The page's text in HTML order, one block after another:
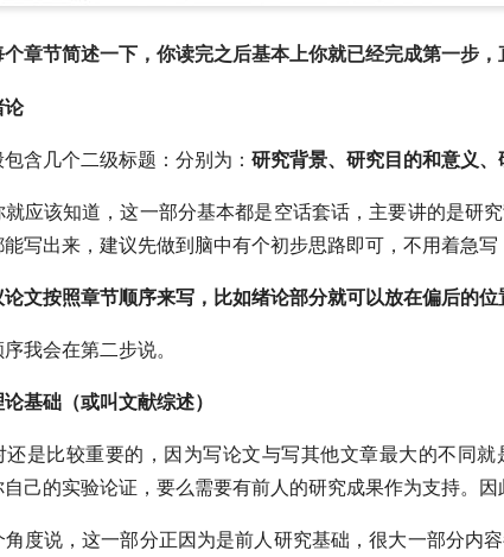
章节简述一下，你读完之后基本上你就已经完成第一步，
论
含几个二级标题：分别为： 研究背景、研究目的和意义
应该知道，这一部分基本都是空话套话，主要讲的是研
写出来，建议先做到脑中有个初步思路即可，不用着急写
论文按照章节顺序来写，比如绪论部分就可以放在偏后的位
我会在第二步说。
基础（或叫文献综述）
还是比较重要的，因为写论文与写其他文章最大的不同
的实验论证，要么需要有前人的研究成果作为支持。因
度说，这一部分正因为是前人研究基础，很大一部分内